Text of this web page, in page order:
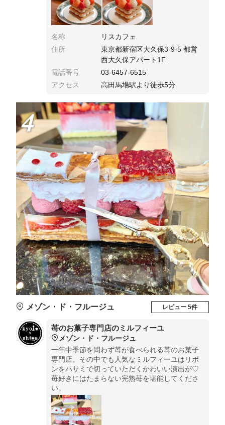
名称
リスカフェ
住所
東京都新宿区大久保3-9-5 都営
西大久保アパート1F
電話番号
03-6457-6515
アクセス
高田馬場駅より徒歩5分
4
メゾン・ド・フルージュ レビュー 5件
苺のお菓子専門店のミルフィーユ
メゾン・ド・フルージュ
一年中季節を問わず苺が食べられる苺のお菓子
専門店。その中でも人気なミルフィーユはリボ
ンをハサミで切っていただくかわいい演出が♡
苺好きにはたまらない完熟苺を堪能してくださ
い。